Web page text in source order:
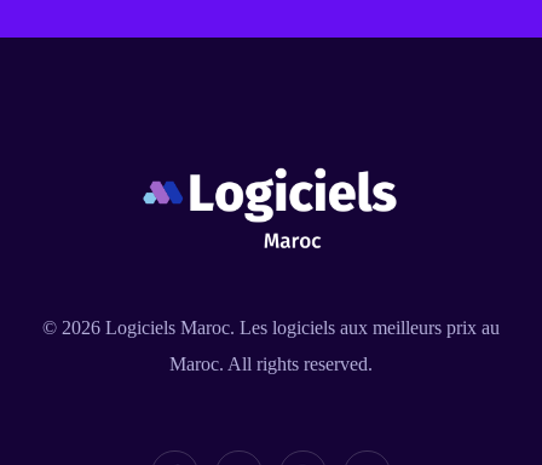
© 2026 Logiciels Maroc. Les logiciels aux meilleurs prix au
Maroc. All rights reserved.